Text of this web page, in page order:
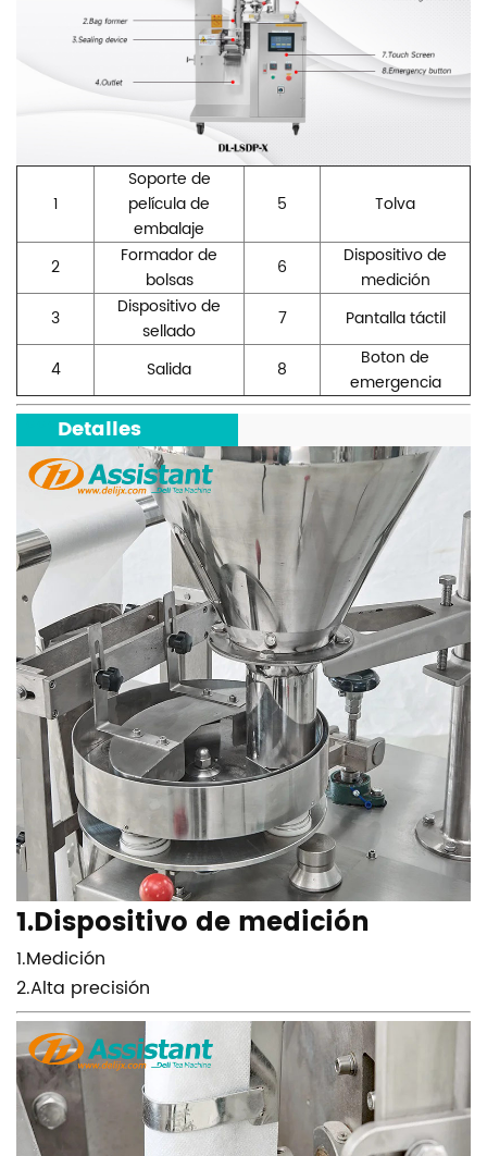
1
Soporte de
película de
embalaje
5 Tolva
2
Formador de
bolsas
6
Dispositivo de
medición
3
Dispositivo de
sellado
7 Pantalla táctil
4 Salida 8
Boton de
emergencia
Detalles
1.Dispositivo de medición
1.Medición
2.Alta precisión